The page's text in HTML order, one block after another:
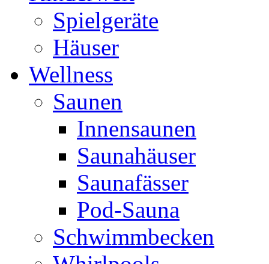
Spielgeräte
Häuser
Wellness
Saunen
Innensaunen
Saunahäuser
Saunafässer
Pod-Sauna
Schwimmbecken